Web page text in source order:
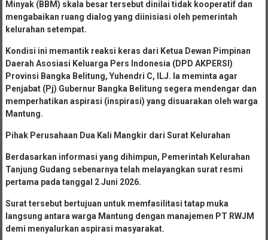
Minyak (BBM) skala besar tersebut dinilai tidak kooperatif dan
mengabaikan ruang dialog yang diinisiasi oleh pemerintah
kelurahan setempat.
Kondisi ini memantik reaksi keras dari Ketua Dewan Pimpinan
Daerah Asosiasi Keluarga Pers Indonesia (DPD AKPERSI)
Provinsi Bangka Belitung, Yuhendri C, ILJ. Ia meminta agar
Penjabat (Pj) Gubernur Bangka Belitung segera mendengar dan
memperhatikan aspirasi (inspirasi) yang disuarakan oleh warga
Mantung.
Pihak Perusahaan Dua Kali Mangkir dari Surat Kelurahan
Berdasarkan informasi yang dihimpun, Pemerintah Kelurahan
Tanjung Gudang sebenarnya telah melayangkan surat resmi
pertama pada tanggal 2 Juni 2026.
Surat tersebut bertujuan untuk memfasilitasi tatap muka
langsung antara warga Mantung dengan manajemen PT RWJM
demi menyalurkan aspirasi masyarakat.